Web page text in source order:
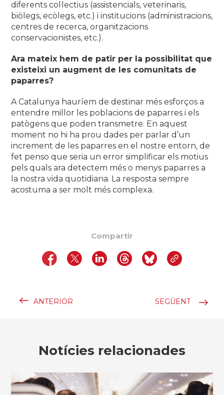
diferents col·lectius (assistencials, veterinaris,
biòlegs, ecòlegs, etc.) i institucions (administracions,
centres de recerca, organitzacions
conservacionistes, etc.).
Ara mateix hem de patir per la possibilitat que
existeixi un augment de les comunitats de
paparres?
A Catalunya hauríem de destinar més esforços a
entendre millor les poblacions de paparres i els
patògens que poden transmetre. En aquest
moment no hi ha prou dades per parlar d’un
increment de les paparres en el nostre entorn, de
fet penso que seria un error simplificar els motius
pels quals ara detectem més o menys paparres a
la nostra vida quotidiana. La resposta sempre
acostuma a ser molt més complexa.
Compartir
ANTERIOR SEGÜENT
Notícies relacionades